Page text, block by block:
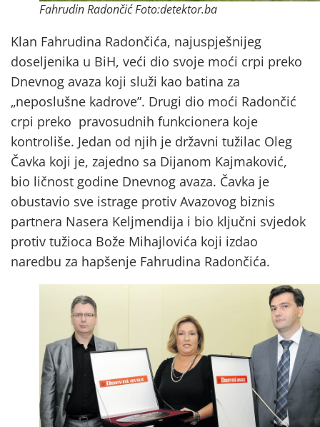
Fahrudin Radončić Foto:detektor.ba
Klan Fahrudina Radončića, najuspješnijeg
doseljenika u BiH, veći dio svoje moći crpi preko
Dnevnog avaza koji služi kao batina za
„neposlušne kadrove”. Drugi dio moći Radončić
crpi preko pravosudnih funkcionera koje
kontroliše. Jedan od njih je državni tužilac Oleg
Čavka koji je, zajedno sa Dijanom Kajmaković,
bio ličnost godine Dnevnog avaza. Čavka je
obustavio sve istrage protiv Avazovog biznis
partnera Nasera Keljmendija i bio ključni svjedok
protiv tužioca Bože Mihajlovića koji izdao
naredbu za hapšenje Fahrudina Radončića.